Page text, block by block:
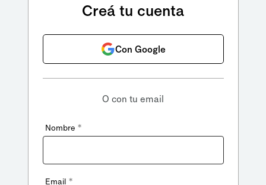
Creá tu cuenta
Con Google
O con tu email
Nombre *
Email *